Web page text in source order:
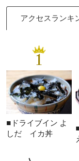
アクセスランキ
1
■ドライブイン よ
しだ イカ丼